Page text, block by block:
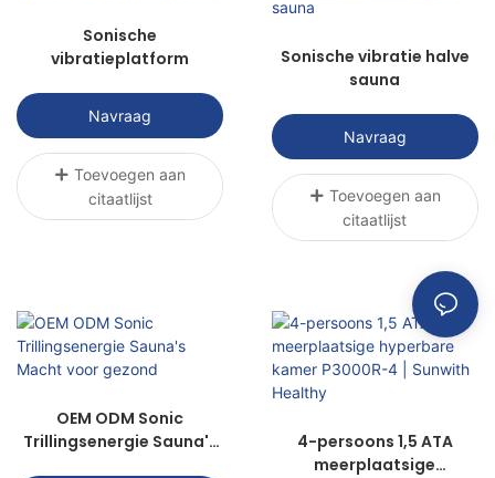
genezing en het herstellen van functies te
bereiken.
Sonische
vibratieplatform
Navraag
Toevoegen aan
citaatlijst
Sonische vibratie halve
sauna
Navraag
Toevoegen aan
citaatlijst
OEM ODM Sonic
Trillingsenergie Sauna's
4-persoons 1,5 ATA
meerplaatsige